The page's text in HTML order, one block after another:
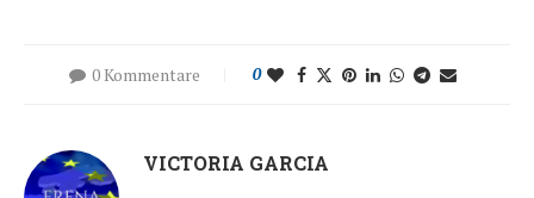
0 Kommentare 0
VICTORIA GARCIA